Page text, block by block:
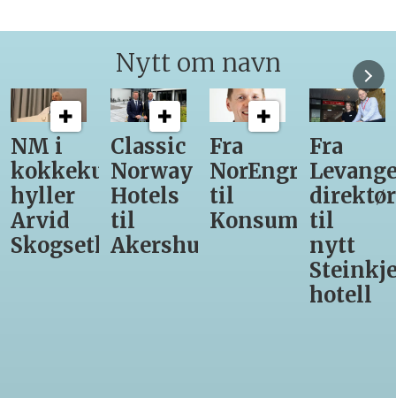
Nytt om navn
Classic
Norway
Hotels
til
Akershus
Fra
NorEngros
til
Konsumgruppen
Fra
Levanger-
direktør
til
Steinkjer-
12
får
være
med
Asko